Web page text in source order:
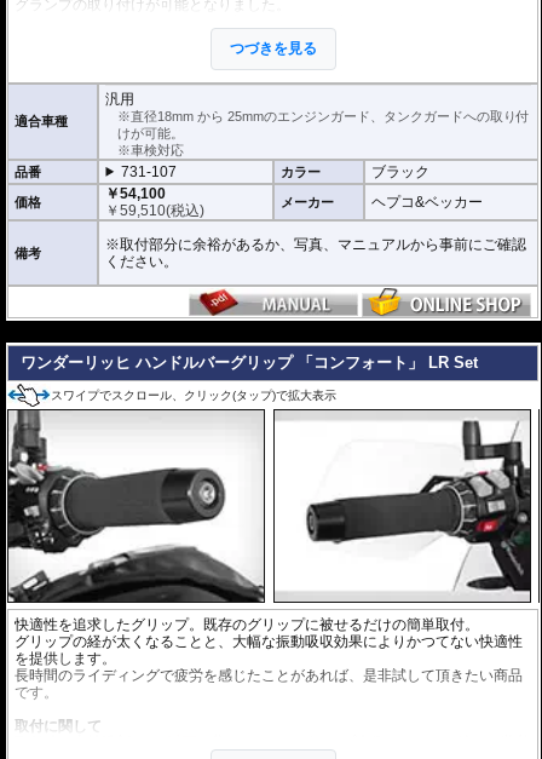
グランプの取り付けが可能となりました。
ヘプコ&ベッカーのエンジンガードおよび、Wunderlichのエンジンガード、純
正エンジンガード等(接触物がないか事前にご確認ください)に最適です。
手元で操作可能な消灯/点灯スイッチ付属(インジケータライト機能付)。
左右2個セット。
12V / 22W (1フォグランプあたり)
つづきを見る
適合車種
汎用
※直径18mm から 25mmのエンジンガード、タンクガードへの取り付
けが可能。
※車検対応
品番
731-107 カラー ブラック
価格
￥54,100
￥59,510(税込) メーカー ヘプコ&ベッカー
備考
※取付部分に余裕があるか、写真、マニュアルから事前にご確認
ください。
ワンダーリッヒ ハンドルバーグリップ 「コンフォート」 LR Set
スワイプでスクロール、クリック(タップ)で拡大表示
快適性を追求したグリップ。既存のグリップに被せるだけの簡単取付。
グリップの経が太くなることと、大幅な振動吸収効果によりかつてない快適性
を提供します。
長時間のライディングで疲労を感じたことがあれば、是非試して頂きたい商品
です。
取付に関して